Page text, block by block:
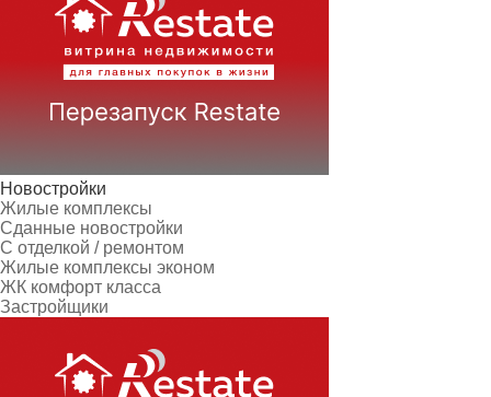
Новостройки
Жилые комплексы
Сданные новостройки
С отделкой / ремонтом
Жилые комплексы эконом
ЖК комфорт класса
Застройщики